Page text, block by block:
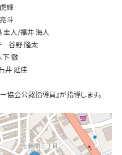
佐藤 虎輝
斗
圭人/福井 海人
谷野 隆太
徹
井 延佳
協会公認指導員』が指導します。